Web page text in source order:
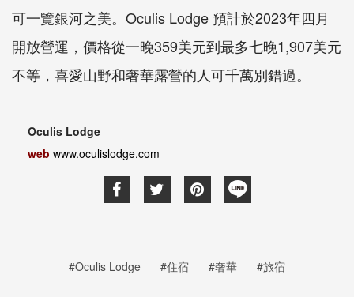
可一覽銀河之美。Oculis Lodge 預計於2023年四月
開放營運，價格從一晚359美元到最多七晚1,907美元
不等，喜愛山野和奢華露營的人可千萬別錯過。
Oculis Lodge
web www.oculislodge.com
#Oculis Lodge #住宿 #奢華 #旅宿